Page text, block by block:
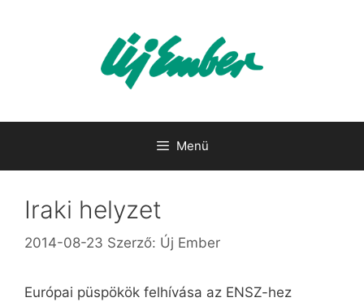
Menü
Iraki helyzet
2014-08-23 Szerző: Új Ember
Európai püspökök felhívása az ENSZ-hez